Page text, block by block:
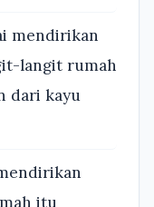
mendirikan
langit rumah
dari kayu
itu